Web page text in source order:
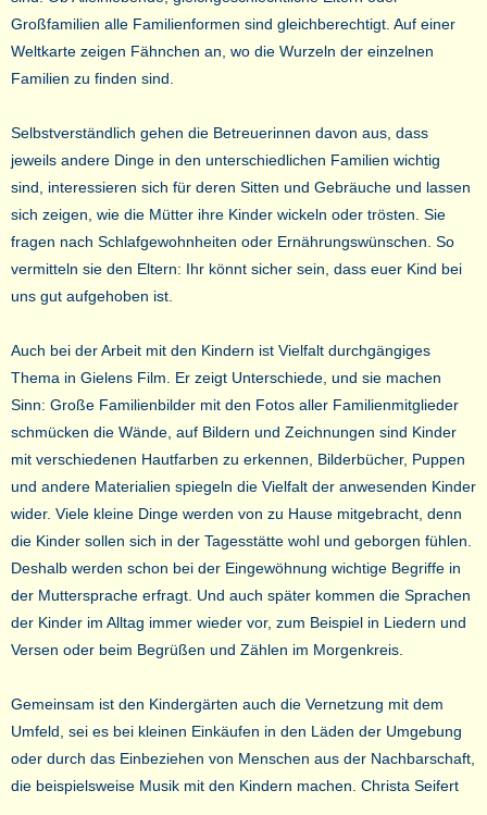
Großfamilien alle Familienformen sind gleichberechtigt. Auf einer
Weltkarte zeigen Fähnchen an, wo die Wurzeln der einzelnen
Familien zu finden sind.
Selbstverständlich gehen die Betreuerinnen davon aus, dass
jeweils andere Dinge in den unterschiedlichen Familien wichtig
sind, interessieren sich für deren Sitten und Gebräuche und lassen
sich zeigen, wie die Mütter ihre Kinder wickeln oder trösten. Sie
fragen nach Schlafgewohnheiten oder Ernährungswünschen. So
vermitteln sie den Eltern: Ihr könnt sicher sein, dass euer Kind bei
uns gut aufgehoben ist.
Auch bei der Arbeit mit den Kindern ist Vielfalt durchgängiges
Thema in Gielens Film. Er zeigt Unterschiede, und sie machen
Sinn: Große Familienbilder mit den Fotos aller Familienmitglieder
schmücken die Wände, auf Bildern und Zeichnungen sind Kinder
mit verschiedenen Hautfarben zu erkennen, Bilderbücher, Puppen
und andere Materialien spiegeln die Vielfalt der anwesenden Kinder
wider. Viele kleine Dinge werden von zu Hause mitgebracht, denn
die Kinder sollen sich in der Tagesstätte wohl und geborgen fühlen.
Deshalb werden schon bei der Eingewöhnung wichtige Begriffe in
der Muttersprache erfragt. Und auch später kommen die Sprachen
der Kinder im Alltag immer wieder vor, zum Beispiel in Liedern und
Versen oder beim Begrüßen und Zählen im Morgenkreis.
Gemeinsam ist den Kindergärten auch die Vernetzung mit dem
Umfeld, sei es bei kleinen Einkäufen in den Läden der Umgebung
oder durch das Einbeziehen von Menschen aus der Nachbarschaft,
die beispielsweise Musik mit den Kindern machen. Christa Seifert